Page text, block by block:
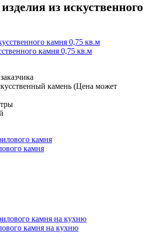
из искуственного
камня 0,75 кв.м
камень (Цена может
камня
камня на кухню